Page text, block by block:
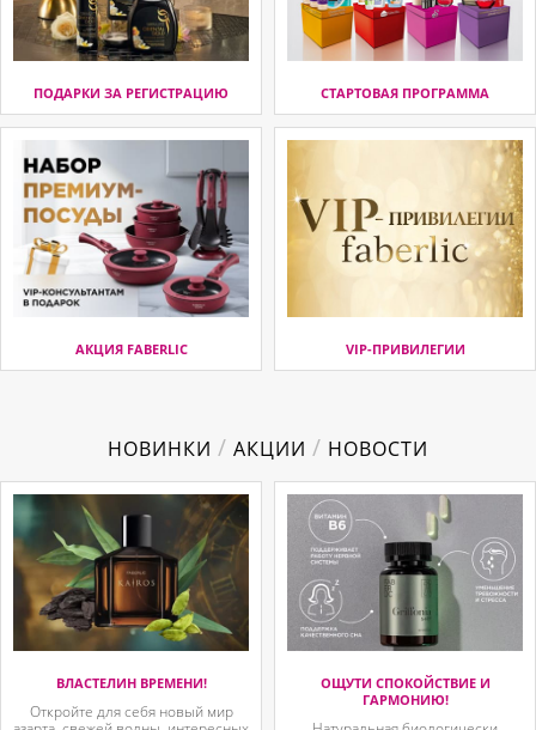
ПОДАРКИ ЗА РЕГИСТРАЦИЮ СТАРТОВАЯ ПРОГРАММА
АКЦИЯ FABERLIC VIP-ПРИВИЛЕГИИ
НОВИНКИ / АКЦИИ / НОВОСТИ
ВЛАСТЕЛИН ВРЕМЕНИ!
Откройте для себя новый мир
ОЩУТИ СПОКОЙСТВИЕ И
ГАРМОНИЮ!